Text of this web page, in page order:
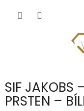
SIF JAKOBS
PRSTEN –